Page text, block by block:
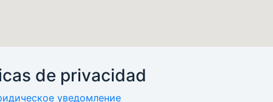
de privacidad
уведомление